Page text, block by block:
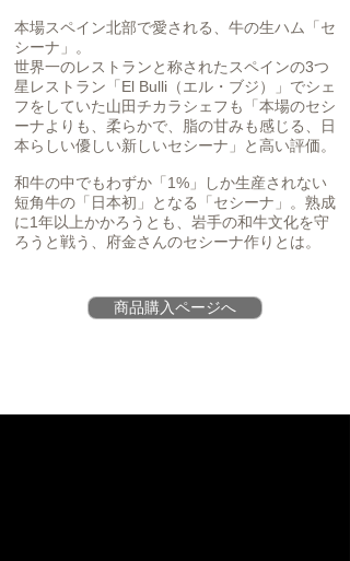
本場スペイン北部で愛される、牛の生ハム「セ
シーナ」。
世界一のレストランと称されたスペインの3つ
星レストラン「El Bulli（エル・ブジ）」でシェ
フをしていた山田チカラシェフも「本場のセシ
ーナよりも、柔らかで、脂の甘みも感じる、日
本らしい優しい新しいセシーナ」と高い評価。
和牛の中でもわずか「1%」しか生産されない
短角牛の「日本初」となる「セシーナ」。熟成
に1年以上かかろうとも、岩手の和牛文化を守
ろうと戦う、府金さんのセシーナ作りとは。
商品購入ページへ